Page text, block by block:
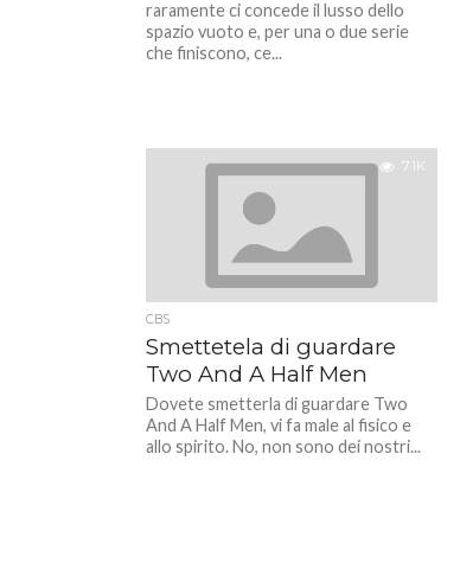
raramente ci concede il lusso dello
spazio vuoto e, per una o due serie
che finiscono, ce...
7.1K
CBS
Smettetela di guardare
Two And A Half Men
Dovete smetterla di guardare Two
And A Half Men, vi fa male al fisico e
allo spirito. No, non sono dei nostri...